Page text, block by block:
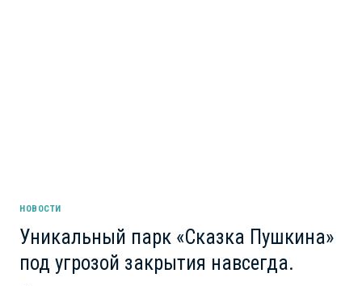
НОВОСТИ
Уникальный парк «Сказка Пушкина»
под угрозой закрытия навсегда.